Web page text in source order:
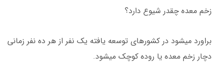
زخم معده چقدر شیوع دارد؟
براورد میشود در کشورهای توسعه یافته یک نفر از هر ده نفر زمانی
دچار زخم معده یا روده کوچک میشود.